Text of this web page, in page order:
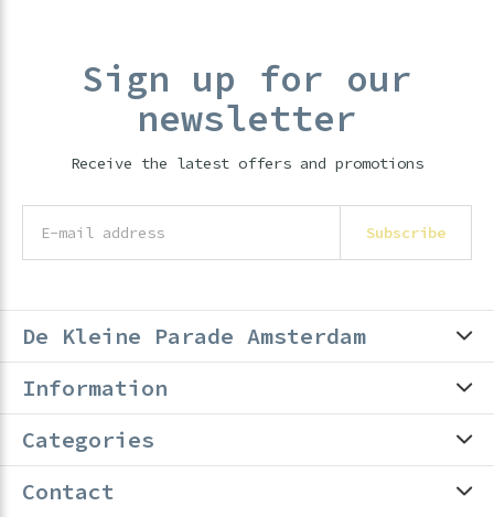
Sign up for our
newsletter
Receive the latest offers and promotions
Subscribe
De Kleine Parade Amsterdam
Information
Categories
Contact